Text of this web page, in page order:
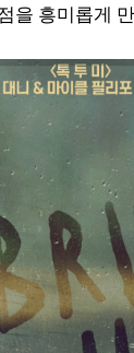
을 흥미롭게